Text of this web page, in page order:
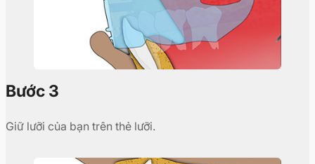
Bước 3
Giữ lưỡi của bạn trên thẻ lưỡi.